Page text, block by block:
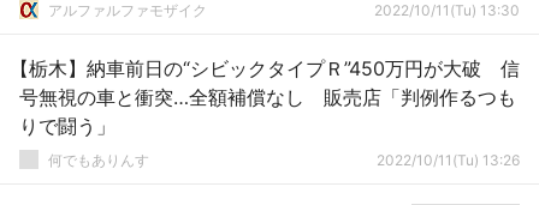
アルファルファモザイク 2022/10/11(Tu) 13:30
【栃木】納車前日の“シビックタイプＲ”450万円が大破 信
号無視の車と衝突…全額補償なし 販売店「判例作るつも
りで闘う」
何でもありんす 2022/10/11(Tu) 13:26